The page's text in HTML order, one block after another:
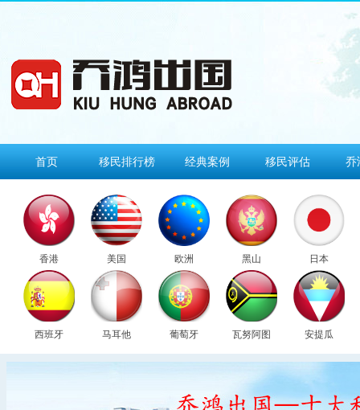
首页 移民排行榜 经典案例 移民评估 乔
香港 美国 欧洲 黑山 日本
西班牙 马耳他 葡萄牙 瓦努阿图 安提瓜